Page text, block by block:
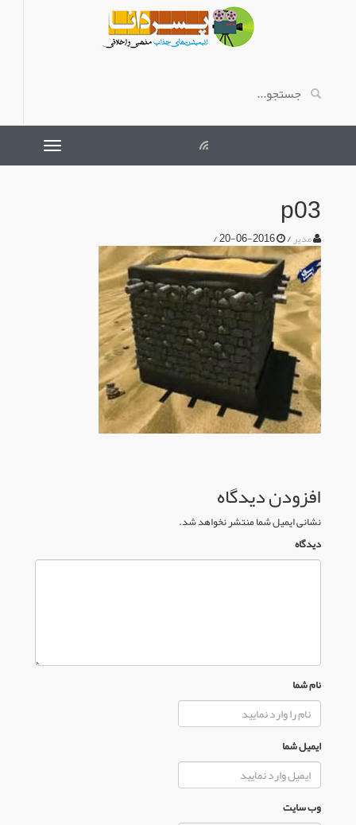
p03
مدیر/
/
افزودن دیدگاه
نشانی ایمیل شما منتشر نخواهد شد.
دیدگاه
نام شما
ایمیل شما
وب سایت